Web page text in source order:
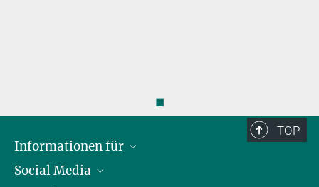
◼
TOP
Informationen für
Journalist*innen
Social Media